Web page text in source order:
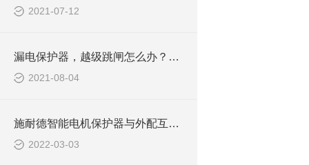
2021-07-12
漏电保护器，越级跳闸怎么办？如何应对漏电开关越级跳闸？
2021-08-04
施耐德智能电机保护器与外配互感器设置方法EOCRIFMS/13MS
2022-03-03